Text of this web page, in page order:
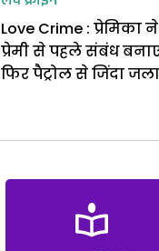
Love Crime : प्रेमिका ने
प्रेमी से पहले संबंध
फिर पैट्रोल से जिंदा जला